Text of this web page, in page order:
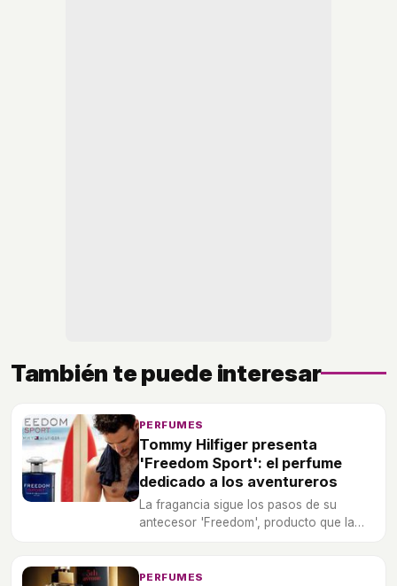
También te puede interesar
PERFUMES
Tommy Hilfiger presenta
'Freedom Sport': el perfume
dedicado a los aventureros
La fragancia sigue los pasos de su
antecesor 'Freedom', producto que la
PERFUMES